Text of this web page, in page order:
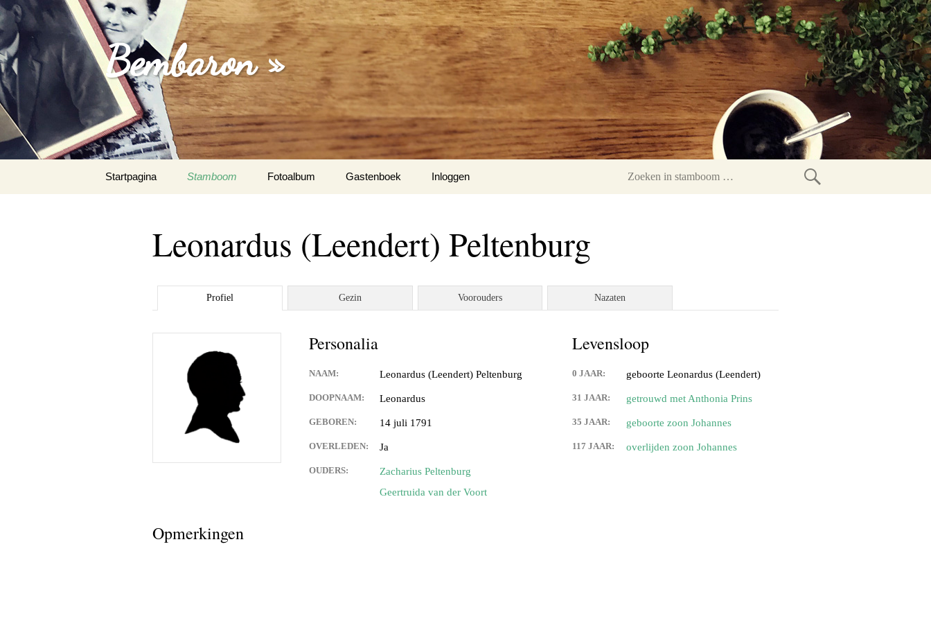
Bembaron »
naar
Startpagina Stamboom Fotoalbum Gastenboek
Inloggen
Zoeken
Leonardus (Leendert) Peltenburg
Profiel Gezin Voorouders Nazaten
Personalia
NAAM: Leonardus (Leendert) Peltenburg
DOOPNAAM: Leonardus
GEBOREN: 14 juli 1791
OVERLEDEN: Ja
OUDERS:
Zacharius Peltenburg
Geertruida van der Voort
Levensloop
0 JAAR: geboorte Leonardus (Leendert)
31 JAAR: getrouwd met Anthonia Prins
35 JAAR: geboorte zoon Johannes
117 JAAR: overlijden zoon Johannes
Opmerkingen